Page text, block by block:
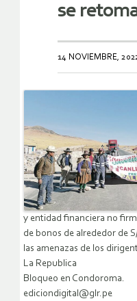
se
14 NOVIEMBRE,
y entidad financiera no
de bonos de alrededor de
las amenazas de los
La Republica
Bloqueo en Condoroma.
ediciondigital@glr.pe